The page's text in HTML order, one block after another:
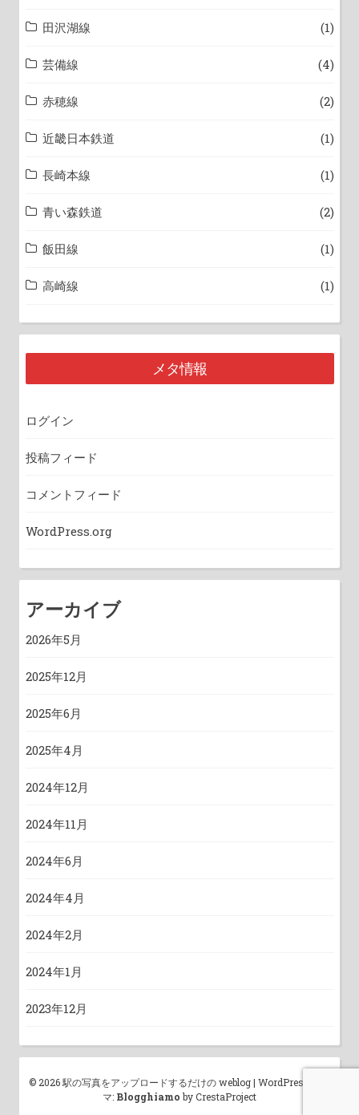
田沢湖線 (1)
芸備線 (4)
赤穂線 (2)
近畿日本鉄道 (1)
長崎本線 (1)
青い森鉄道 (2)
飯田線 (1)
高崎線 (1)
メタ情報
ログイン
投稿フィード
コメントフィード
WordPress.org
アーカイブ
2026年5月
2025年12月
2025年6月
2025年4月
2024年12月
2024年11月
2024年6月
2024年4月
2024年2月
2024年1月
2023年12月
© 2026 駅の写真をアップロードするだけの weblog | WordPress テー
マ: Blogghiamo by CrestaProject